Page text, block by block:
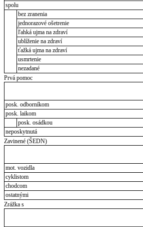
spolu
bez zranenia
jednorazové ošetrenie
ľahká ujma na zdraví
ublíženie na zdraví
ťažká ujma na zdraví
usmrtenie
nezadané
Prvá pomoc
posk. odborníkom
posk. laikom
posk. osádkou
neposkytnutá
Zavinené (ŠEDN)
mot. vozidla
cyklistom
chodcom
ostatnými
Zrážka s